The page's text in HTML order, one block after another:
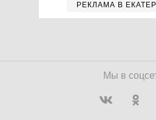
РЕКЛАМА В
Мы в